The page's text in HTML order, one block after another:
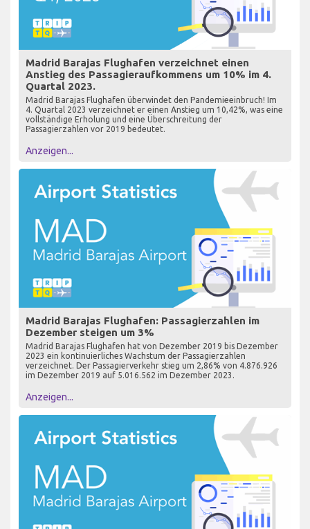
Madrid Barajas Flughafen verzeichnet einen
Anstieg des Passagieraufkommens um 10% im 4.
Quartal 2023.
Madrid Barajas Flughafen überwindet den Pandemieeinbruch! Im
4. Quartal 2023 verzeichnet er einen Anstieg um 10,42%, was eine
vollständige Erholung und eine Überschreitung der
Passagierzahlen vor 2019 bedeutet.
Anzeigen...
Madrid Barajas Flughafen: Passagierzahlen im
Dezember steigen um 3%
Madrid Barajas Flughafen hat von Dezember 2019 bis Dezember
2023 ein kontinuierliches Wachstum der Passagierzahlen
verzeichnet. Der Passagierverkehr stieg um 2,86% von 4.876.926
im Dezember 2019 auf 5.016.562 im Dezember 2023.
Anzeigen...